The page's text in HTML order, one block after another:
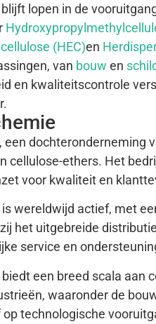
lopen in de
(HEC)en
van bouw en
en kwaliteitscontrole
een dochteronderneming
cellulose-ethers. Het
voor kwaliteit en
is wereldwijd actief, met
het uitgebreide
service en
biedt een breed scala
waaronder de
technologische